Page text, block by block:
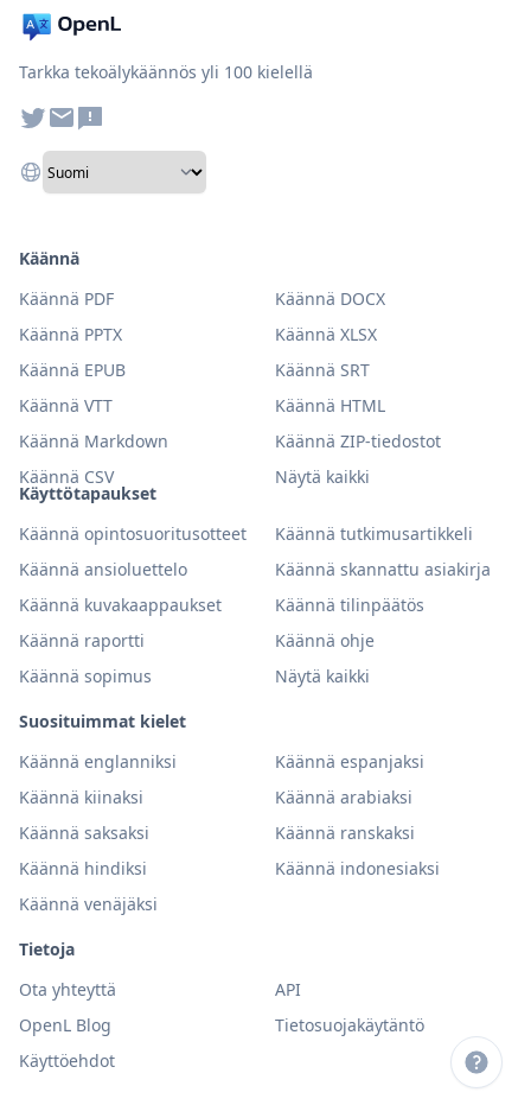
Tarkka tekoälykäännös yli 100 kielellä
Käyttötapaukset
Käännä opintosuoritusotteet
Käännä tutkimusartikkeli
Käännä ansioluettelo
Käännä skannattu asiakirja
Käännä kuvakaappaukset
Käännä tilinpäätös
Käännä raportti
Käännä ohje
Käännä sopimus
Näytä kaikki
Suosituimmat kielet
Käännä englanniksi
Käännä espanjaksi
Käännä kiinaksi
Käännä arabiaksi
Käännä saksaksi
Käännä ranskaksi
Käännä hindiksi
Käännä indonesiaksi
Käännä venäjäksi
Käännä
Käännä PDF
Käännä DOCX
Käännä PPTX
Käännä XLSX
Käännä EPUB
Käännä SRT
Käännä VTT
Käännä HTML
Käännä Markdown
Käännä ZIP-tiedostot
Käännä CSV
Näytä kaikki
Tietoja
Ota yhteyttä
API
OpenL Blog
Tietosuojakäytäntö
Käyttöehdot